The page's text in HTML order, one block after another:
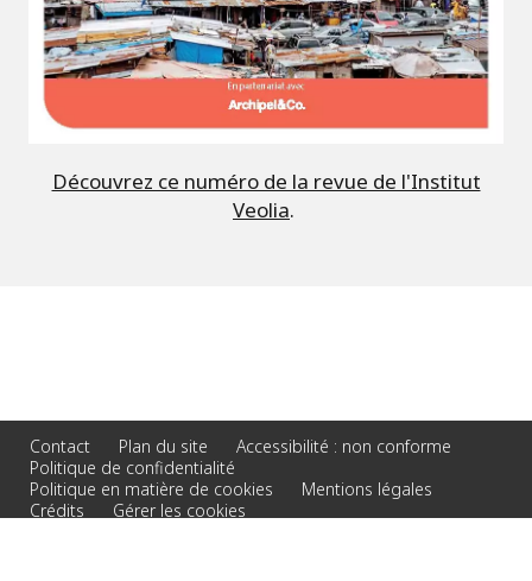
Découvrez ce numéro de la revue de l'Institut
Veolia.
Contact Plan du site
Accessibilité : non conforme
Politique de confidentialité
Politique en matière de cookies
Mentions légales
Crédits
Gérer les cookies